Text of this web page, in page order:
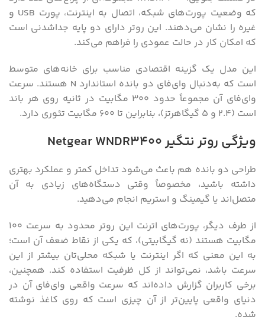
که وضعیت پورت‌های شبکه، اتصال به اینترنت، پورت USB و
غیره را نشان می‌دهند. این روتر دارای دو پایه جداشدنی است
که امکان کار در حالت عمودی را فراهم می‌کند.
این مدل یک گزینه اقتصادی مناسب برای خانه‌های متوسط
است که به‌دنبال وای‌فای دو بانده استاندارد N هستند. سرعت
وای‌فای آن مجموعاً حدود ۳۰۰ مگابیت در ثانیه روی هر باند
است (۲.۴ و ۵ گیگاهرتز)، بنابراین تا ۶۰۰ مگابیت تئوری دارد.
ویژگی روتر نتگیر Netgear WNDR3400
طراحی دو بانده هم باعث می‌شود تداخل کمتر و عملکرد بهتری
داشته باشید، مخصوصاً وقتی دستگاه‌های زیادی به آن
متصل‌اند یا گیمینگ و استریم انجام می‌دهید.
از طرف دیگر، پورت‌های اترنت این روتر محدود به سرعت ۱۰۰
مگابیت هستند (نه گیگابیتی)، که یکی از نقاط ضعف آن است؛
به این معنی که اگر اینترنت یا شبکه محلی‌تان بیشتر از این
سرعت باشد، نمی‌تواند از کل ظرفیت استفاده کند. همچنین،
برخی کاربران گزارش داده‌اند که سرعت واقعی وای‌فای آن در
دنیای واقعی پایین‌تر از آن چیزی است که روی کاغذ نوشته
شده.